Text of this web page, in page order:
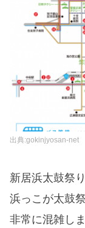
出典:gokinjyosan-net
新居浜太鼓祭
浜っこが太鼓
非常に混雑し